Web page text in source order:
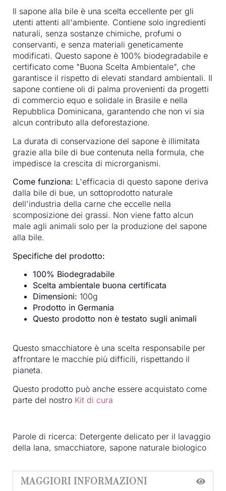
Il sapone alla bile è una scelta eccellente per gli
utenti attenti all'ambiente. Contiene solo ingredienti
naturali, senza sostanze chimiche, profumi o
conservanti, e senza materiali geneticamente
modificati. Questo sapone è 100% biodegradabile e
certificato come "Buona Scelta Ambientale", che
garantisce il rispetto di elevati standard ambientali. Il
sapone contiene oli di palma provenienti da progetti
di commercio equo e solidale in Brasile e nella
Repubblica Dominicana, garantendo che non vi sia
alcun contributo alla deforestazione.
La durata di conservazione del sapone è illimitata
grazie alla bile di bue contenuta nella formula, che
impedisce la crescita di microrganismi.
Come funziona: L'efficacia di questo sapone deriva
dalla bile di bue, un sottoprodotto naturale
dell'industria della carne che eccelle nella
scomposizione dei grassi. Non viene fatto alcun
male agli animali solo per la produzione del sapone
alla bile.
Specifiche del prodotto:
100% Biodegradabile
Scelta ambientale buona certificata
Dimensioni: 100g
Prodotto in Germania
Questo prodotto non è testato sugli animali
Questo smacchiatore è una scelta responsabile per
affrontare le macchie più difficili, rispettando il
pianeta.
Questo prodotto può anche essere acquistato come
parte del nostro Kit di cura
Parole di ricerca: Detergente delicato per il lavaggio
della lana, smacchiatore, sapone naturale biologico
MAGGIORI INFORMAZIONI